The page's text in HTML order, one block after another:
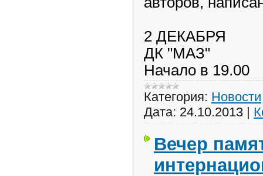
2 ДЕКАБРЯ
ДК "МАЗ"
Начало в 19.00
Категория: Новости
Дата: 24.10.2013 |
Вечер